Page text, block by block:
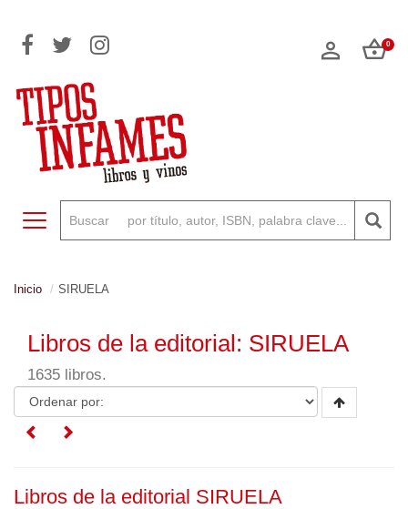
0
Toggle navigation
Inicio SIRUELA
Libros de la editorial: SIRUELA
1635 libros.
Libros de la editorial SIRUELA